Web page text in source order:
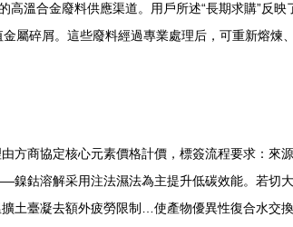
溫合金廢料供應渠道。用戶所述“長期求購”反
屬碎屑。這些廢料經過專業處理后，可重新熔煉
方商協定核心元素價格計價，標簽流程要求：來
鈷溶解采用注法濕法為主提升低碳效能。若切
土臺凝去額外疲勞限制…使產物優異性復合水交